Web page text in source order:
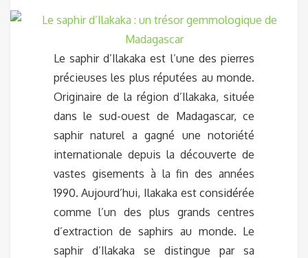
Le saphir d’Ilakaka est l’une des pierres
précieuses les plus réputées au monde.
Originaire de la région d’Ilakaka, située
dans le sud-ouest de Madagascar, ce
saphir naturel a gagné une notoriété
internationale depuis la découverte de
vastes gisements à la fin des années
1990. Aujourd’hui, Ilakaka est considérée
comme l’un des plus grands centres
d’extraction de saphirs au monde. Le
saphir d’Ilakaka se distingue par sa